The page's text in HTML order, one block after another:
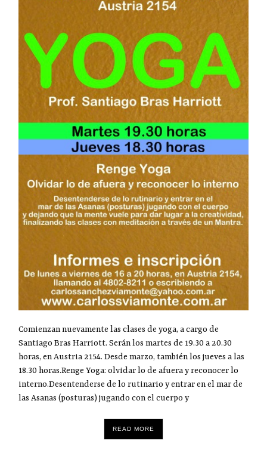
Comienzan nuevamente las clases de yoga, a cargo de
Santiago Bras Harriott. Serán los martes de 19.30 a 20.30
horas, en Austria 2154. Desde marzo, también los jueves a las
18.30 horas.Renge Yoga: olvidar lo de afuera y reconocer lo
interno.Desentenderse de lo rutinario y entrar en el mar de
las Asanas (posturas) jugando con el cuerpo y
READ MORE